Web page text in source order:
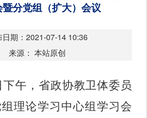
暨分党组（扩大）会议
日期：2021-07-14 10:36
来源： 本站原创
下午，省政协教卫体委员
理论学习中心组学习会